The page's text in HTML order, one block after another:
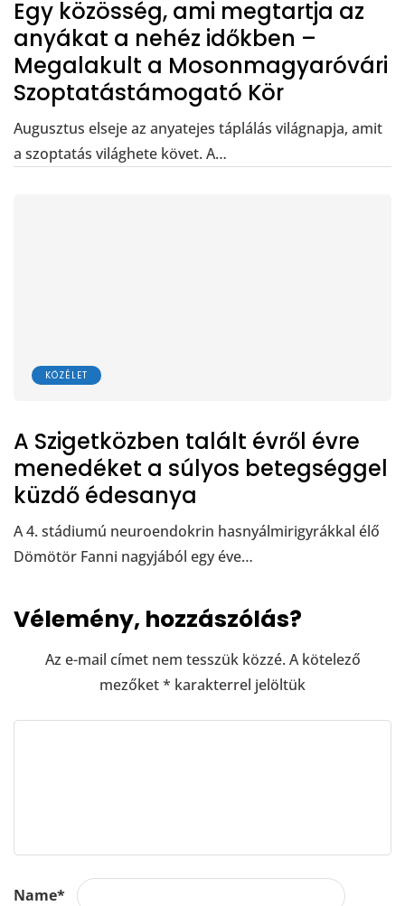
Egy közösség, ami megtartja az
anyákat a nehéz időkben –
Megalakult a Mosonmagyaróvári
Szoptatástámogató Kör
Augusztus elseje az anyatejes táplálás világnapja, amit
a szoptatás világhete követ. A…
KÖZÉLET
A Szigetközben talált évről évre
menedéket a súlyos betegséggel
küzdő édesanya
A 4. stádiumú neuroendokrin hasnyálmirigyrákkal élő
Dömötör Fanni nagyjából egy éve…
Vélemény, hozzászólás?
Az e-mail címet nem tesszük közzé. A kötelező
mezőket* karakterrel jelöltük
Name*